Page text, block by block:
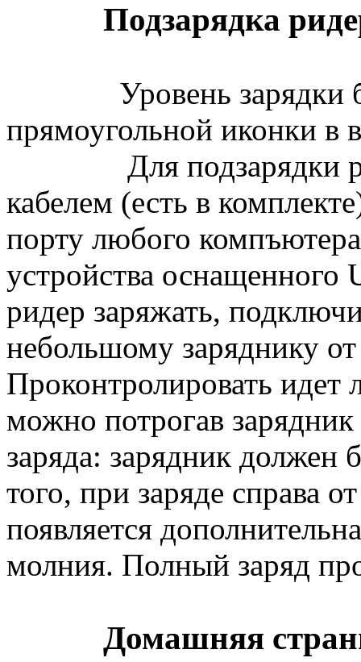
Подзарядка
Уровень зарядки
прямоугольной иконки в
Для подзарядки
кабелем (есть в
порту любого
устройства
ридер заряжать,
небольшому заряднику
Проконтролировать идет
можно потрогав
заряда: зарядник
того, при заряде справа
появляется
молния. Полный заряд
Домашняя